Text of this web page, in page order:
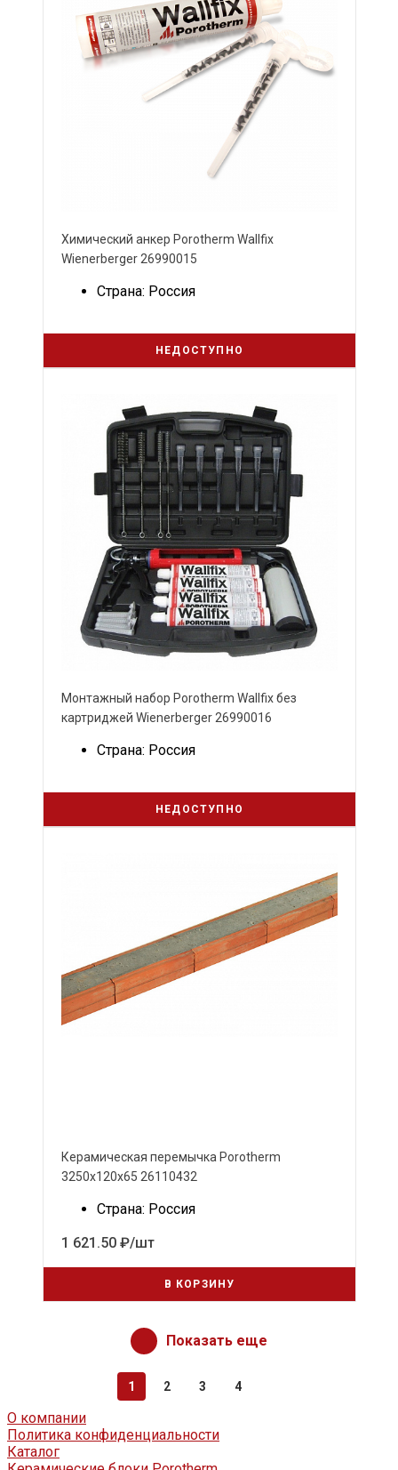
Химический анкер Porotherm Wallfix
Wienerberger 26990015
Страна: Россия
НЕДОСТУПНО
Монтажный набор Porotherm Wallfix без
картриджей Wienerberger 26990016
Страна: Россия
НЕДОСТУПНО
Керамическая перемычка Porotherm
3250х120х65 26110432
Страна: Россия
1 621.50 ₽/шт
В КОРЗИНУ
Показать еще
1 2 3 4
О компании
Политика конфиденциальности
Каталог